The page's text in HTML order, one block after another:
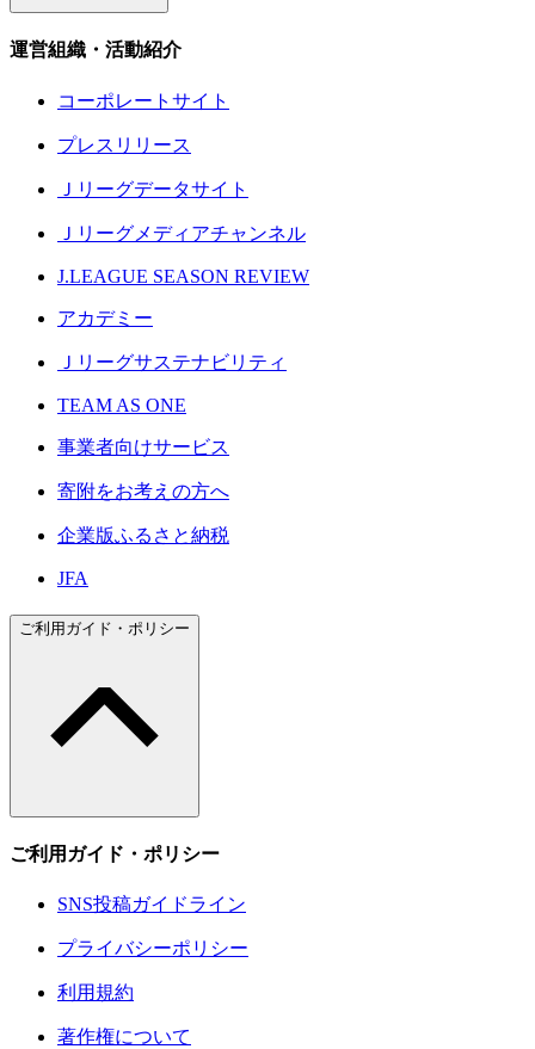
運営組織・活動紹介
コーポレートサイト
プレスリリース
Ｊリーグデータサイト
Ｊリーグメディアチャンネル
J.LEAGUE SEASON REVIEW
アカデミー
Ｊリーグサステナビリティ
TEAM AS ONE
事業者向けサービス
寄附をお考えの方へ
企業版ふるさと納税
JFA
ご利用ガイド・ポリシー
ご利用ガイド・ポリシー
SNS投稿ガイドライン
プライバシーポリシー
利用規約
著作権について